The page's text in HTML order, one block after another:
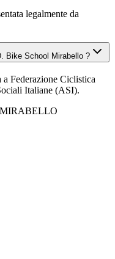
legalmente da
Bike School Mirabello ?
Federazione Ciclistica
Italiane (ASI).